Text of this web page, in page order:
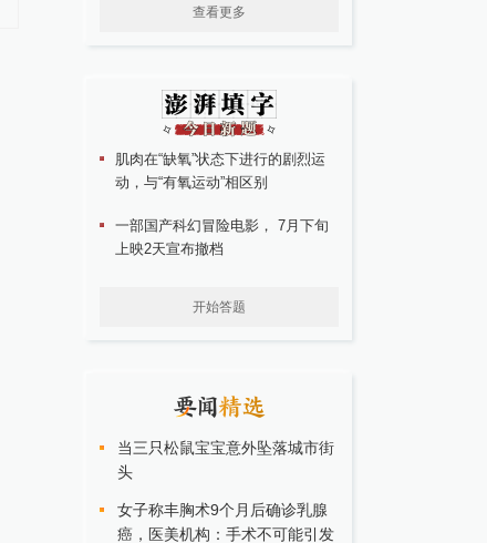
查看更多
肌肉在“缺氧”状态下进行的剧烈运
动，与“有氧运动”相区别
一部国产科幻冒险电影， 7月下旬
上映2天宣布撤档
开始答题
当三只松鼠宝宝意外坠落城市街
头
女子称丰胸术9个月后确诊乳腺
癌，医美机构：手术不可能引发